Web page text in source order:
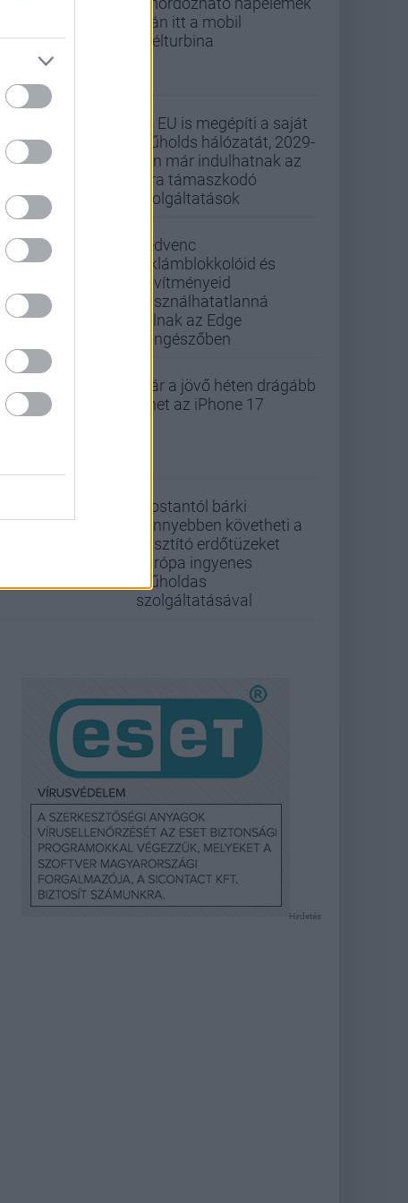
után itt a mobil
szélturbina
Az EU is megépíti a saját
műholds hálózatát, 2029-
ben már indulhatnak az
arra támaszkodó
szolgáltatások
Kedvenc
reklámblokkolóid és
bővítményeid
használhatatlanná
válnak az Edge
böngészőben
Már a jövő héten drágább
lehet az iPhone 17
Mostantól bárki
könnyebben követheti a
pusztító erdőtüzeket
Európa ingyenes
műholdas
szolgáltatásával
Hirdetés